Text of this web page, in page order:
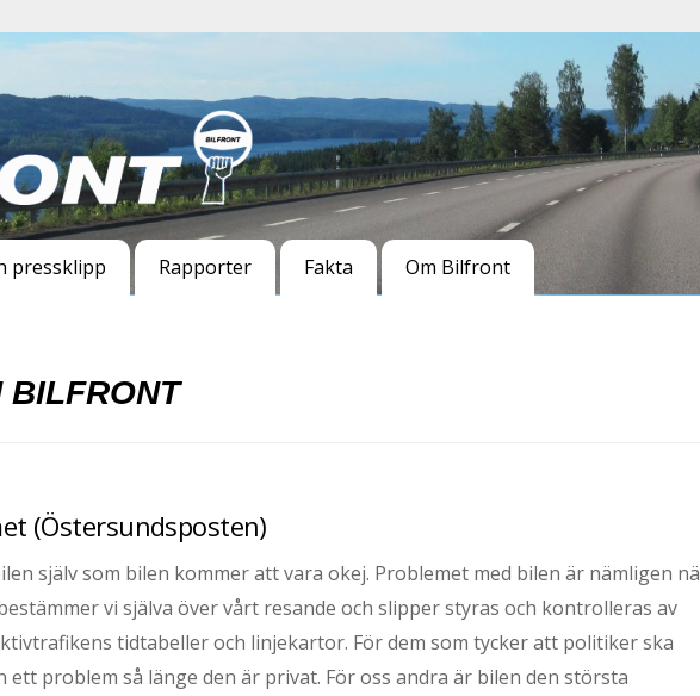
pressklipp Rapporter Fakta Om Bilfront
BILFRONT
(Östersundsposten)
själv som bilen kommer att vara okej. Problemet med bilen är nämligen
vi själva över vårt resande och slipper styras och kontrolleras av
tidtabeller och linjekartor. För dem som tycker att politiker ska
problem så länge den är privat. För oss andra är bilen den största